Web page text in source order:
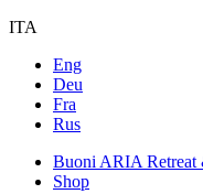
ITA
Eng
Deu
Fra
Rus
Buoni ARIA Retreat
Shop